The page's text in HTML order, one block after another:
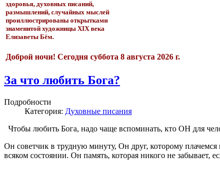
здоровья, духовных писаний,
размышлений, случайных мыслей
проиллюстрированы открытками
знаменитой художницы XIX века
Елизаветы Бём.
Доброй ночи! Сегодня суббота 8 августа 2026 г.
За что любить Бога?
Подробности
Категория: Духовные писания
Чтобы любить Бога, надо чаще вспоминать, кто ОН для
Он советчик в трудную минуту, Он друг, которому
всяком состоянии. Он память, которая никого не забывает,